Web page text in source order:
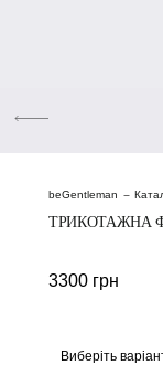
beGentleman
ТРИКОТАЖНА
3300 грн